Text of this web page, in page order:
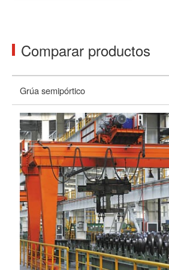
Comparar productos
Grúa semipórtico